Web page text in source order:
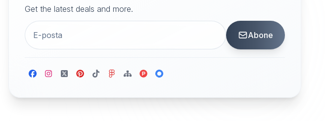
Get the latest deals and more.
Abone